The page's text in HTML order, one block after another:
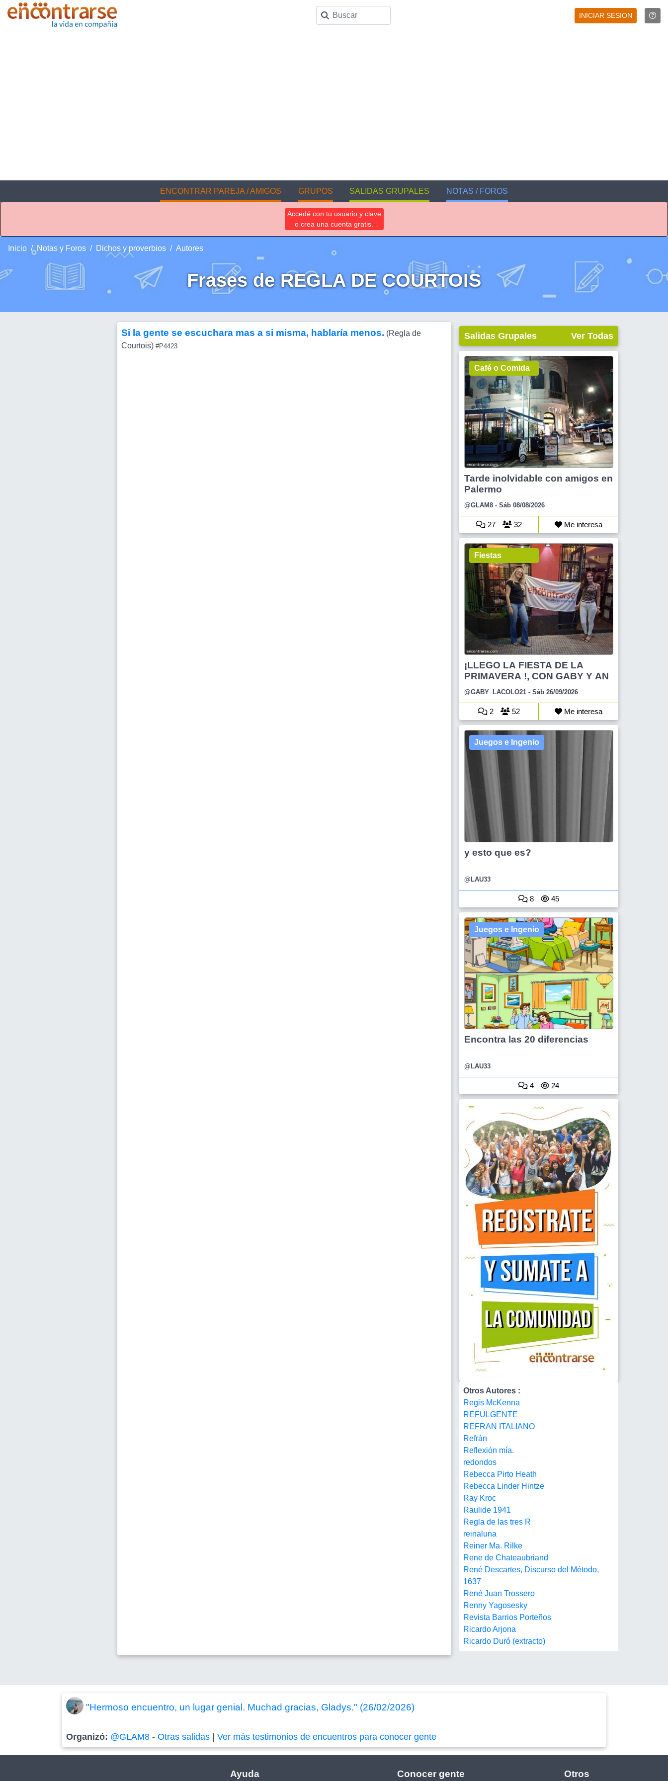
INICIAR SESION
ENCONTRAR PAREJA / AMIGOS GRUPOS SALIDAS GRUPALES NOTAS / FOROS
Accedé con tu usuario y clave
o crea una cuenta gratis.
Inicio Notas y Foros Dichos y proverbios Autores
Frases de REGLA DE COURTOIS
Si la gente se escuchara mas a si misma, hablaría menos. (Regla de
Courtois) #P4423
Salidas Grupales Ver Todas
Café o Comida
Tarde inolvidable con amigos en
Palermo
@GLAM8 - Sáb 08/08/2026
27 32 Me interesa
Fiestas
¡LLEGO LA FIESTA DE LA
PRIMAVERA !, CON GABY Y AN
@GABY_LACOLO21 - Sáb 26/09/2026
2 52 Me interesa
Juegos e Ingenio
y esto que es?
@LAU33
8 45
Juegos e Ingenio
Encontra las 20 diferencias
@LAU33
4 24
Otros Autores :
Regis McKenna
REFULGENTE
REFRAN ITALIANO
Refrán
Reflexión mía.
redondos
Rebecca Pirto Heath
Rebecca Linder Hintze
Ray Kroc
Raulide 1941
Regla de las tres R
reinaluna
Reiner Ma. Rilke
Rene de Chateaubriand
René Descartes, Discurso del Método,
1637
René Juan Trossero
Renny Yagosesky
Revista Barrios Porteños
Ricardo Arjona
Ricardo Duró (extracto)
"Hermoso encuentro, un lugar genial. Muchad gracias, Gladys." (26/02/2026)
Organizó: @GLAM8 -Otras salidas |Ver más testimonios de encuentros para conocer gente
Ayuda Conocer gente Otros